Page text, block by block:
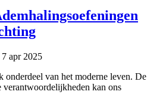
7 apr 2025
onderdeel van het moderne leven. De
verantwoordelijkheden kan ons